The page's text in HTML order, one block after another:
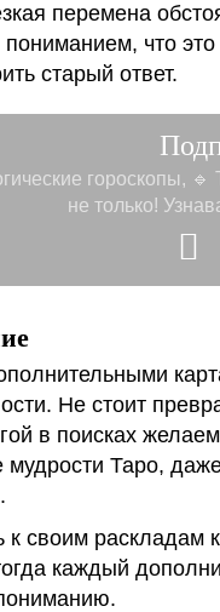
перемена
пониманием, что
старый ответ.
гороскопы, 🔹
не только!
Не стоит
в поисках
мудрости Таро,
к своим
каждый